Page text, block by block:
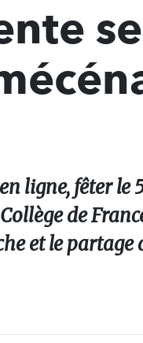
ligne, fêter le
de
et le partage